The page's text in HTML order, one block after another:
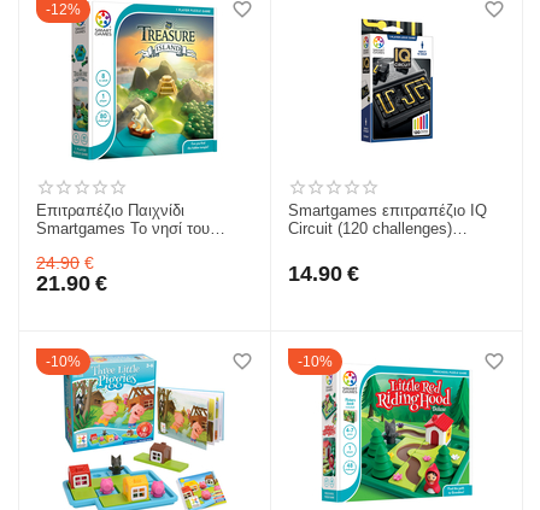
12%
Επιτραπέζιο Παιχνίδι
Smartgames Το νησί του
152444
24.90 €
21.90 €
Smartgames επιτραπέζιο IQ
Circuit (120 challenges)
14.90 €
10% 10%